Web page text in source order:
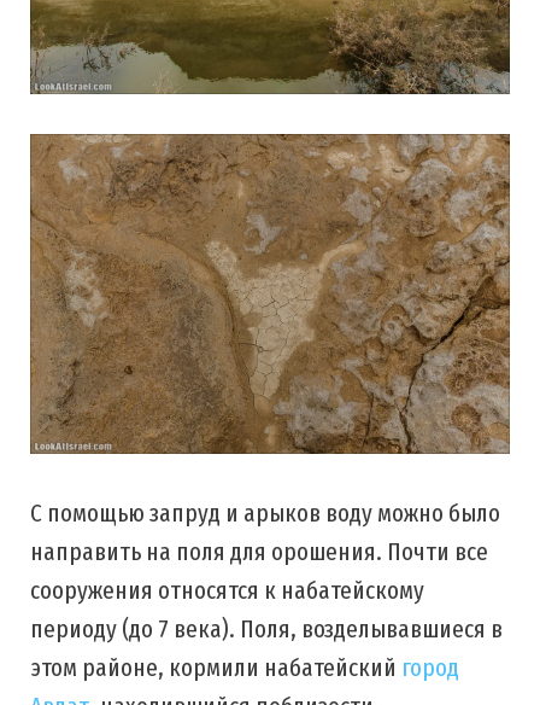
С помощью запруд и арыков воду можно было
направить на поля для орошения. Почти все
сооружения относятся к набатейскому
периоду (до 7 века). Поля, возделывавшиеся в
этом районе, кормили набатейский город